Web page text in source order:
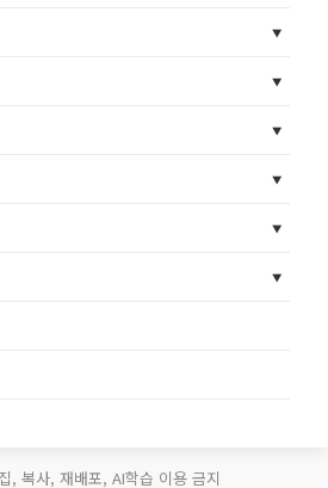
, 복사, 재배포, AI학습 이용 금지